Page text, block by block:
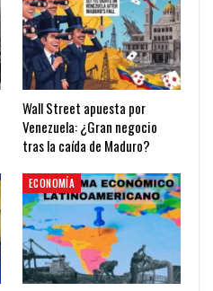
Wall Street apuesta por
Venezuela: ¿Gran negocio
tras la caída de Maduro?
ECONOMÍA